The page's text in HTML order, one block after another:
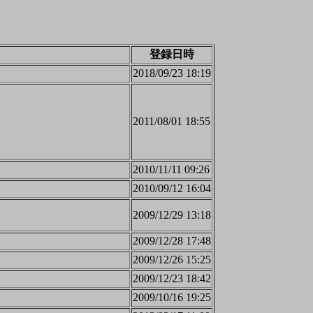
登録日時
2018/09/23 18:19
2011/08/01 18:55
2010/11/11 09:26
2010/09/12 16:04
2009/12/29 13:18
2009/12/28 17:48
2009/12/26 15:25
2009/12/23 18:42
2009/10/16 19:25